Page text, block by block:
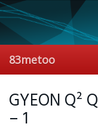
Skip
to
content
83metoo
GYEON Q²
– 1